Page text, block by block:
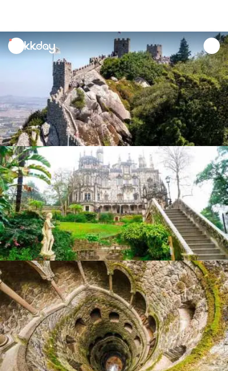
unread
notifications